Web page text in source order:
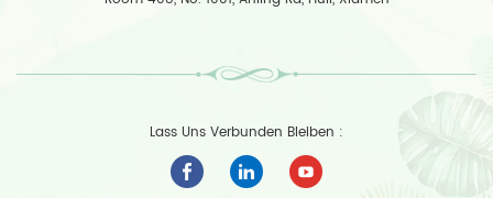
Lass Uns Verbunden Bleiben :